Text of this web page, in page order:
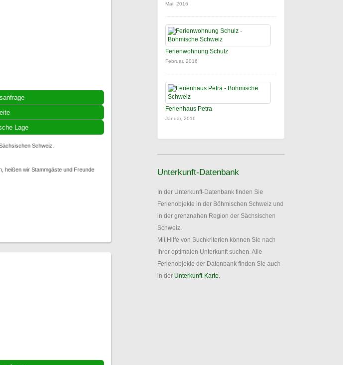
Lage
Schweiz.
heißen wir Stammgäste und Freunde
Mai, 2016
Ferienwohnung Schulz
Februar, 2016
Ferienhaus Petra
Januar, 2016
Unterkunft-Datenbank
In der Unterkunft-Datenbank finden Sie
Ferienobjekte in der Böhmischen Schweiz und
in der grenznahen Region der Sächsischen
Schweiz.
Mit Hilfe von Suchkriterien können Sie nach
Ihrer optimalen Unterkunft suchen. Alle
Ferienobjekte der Datenbank finden Sie auch
in der Unterkunft-Karte.